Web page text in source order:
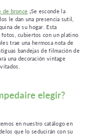
de bronce ¡Se esconde la
le dan una presencia sutil,
de su hogar. Esta
cubiertos con un platino
trae una hermosa nota de
bandejas de filmación de
una decoración vintage
elegir?
en nuestro catálogo en
que lo seducirán con su